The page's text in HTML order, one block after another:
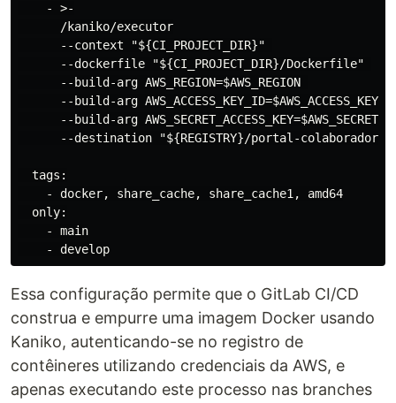
    - >-
      /kaniko/executor
      --context "${CI_PROJECT_DIR}"
      --dockerfile "${CI_PROJECT_DIR}/Dockerfile"
      --build-arg AWS_REGION=$AWS_REGION
--build-arg
--build-arg
--destination "${REGISTRY}/portal-colaborador-
  tags:
    - docker, share_cache, share_cache1, amd64
  only:
    - main
Essa configuração permite que o GitLab CI/CD
construa e empurre uma imagem Docker usando
Kaniko, autenticando-se no registro de
contêineres utilizando credenciais da AWS, e
apenas executando este processo nas branches